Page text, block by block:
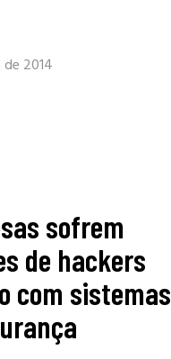
2014
sofrem
de hackers
com sistemas